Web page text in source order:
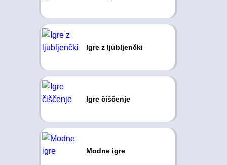
Igre z ljubljenčki
Igre čiščenje
Modne igre